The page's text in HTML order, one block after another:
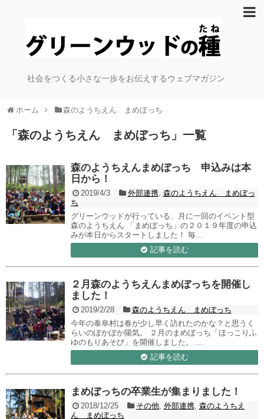
社会をつくる小さな一歩をお伝えするウェブマガジン
ホーム 森のようちえん まめぼっち
「 森のようちえん まめぼっち 」 一覧
森のようちえんまめぼっち 申込みは本
日から！
2019/4/3 外部連携, 森のようちえん まめぼっ
ち
グリーンウッドが行っている、月に一回のイベント型
森のようちえん 「まめぼっち」の２０１９年度の申込
みが本日からスタートしました！ 毎...
記事を読む
２月森のようちえんまめぼっちを開催し
ました！
2019/2/28
森のようちえん まめぼっち
今年の泰阜村は春が少し早く訪れたのかな？と思うく
らいのぽかぽか陽気。 ２月のまめぼっち「ほっこりふ
ゆのもりあそび」を開催しました。 ...
記事を読む
まめぼっちの卒業生が集まりました！
2018/12/25 その他, 外部連携, 森のようちえ
ん まめぼっち